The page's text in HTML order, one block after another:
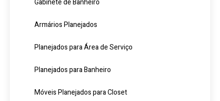
Gabinete de Banheiro
Armários Planejados
Planejados para Área de Serviço
Planejados para Banheiro
Móveis Planejados para Closet